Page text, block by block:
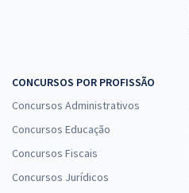
CONCURSOS POR PROFISSÃO
Concursos Administrativos
Concursos Educação
Concursos Fiscais
Concursos Jurídicos